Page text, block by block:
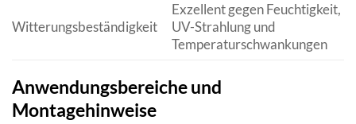
Witterungsbeständigkeit
Exzellent gegen Feuchtigkeit,
UV-Strahlung und
Temperaturschwankungen
Anwendungsbereiche und
Montagehinweise